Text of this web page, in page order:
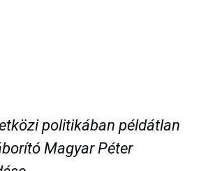
politikában példátlan
Magyar Péter